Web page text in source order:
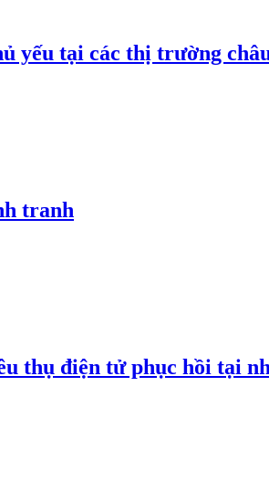
yếu tại các thị trường
tranh
thụ điện tử phục hồi tại